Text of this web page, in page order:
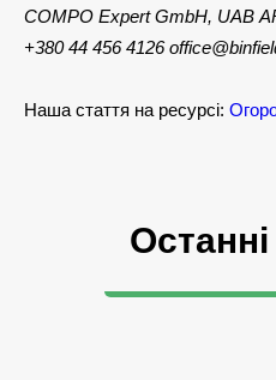
COMPO Expert GmbH, UAB
+380 44 456 4126
Наша стаття на ресурсі: